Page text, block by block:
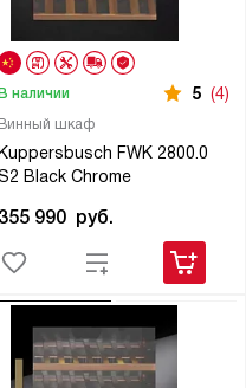
Винный шкаф
Kuppersbusch FWK 2800.0
Black Chrome
наличии 5 (4)
355 990 руб.